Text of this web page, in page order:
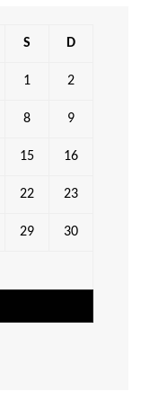
S D
1 2
8 9
15 16
22 23
29 30